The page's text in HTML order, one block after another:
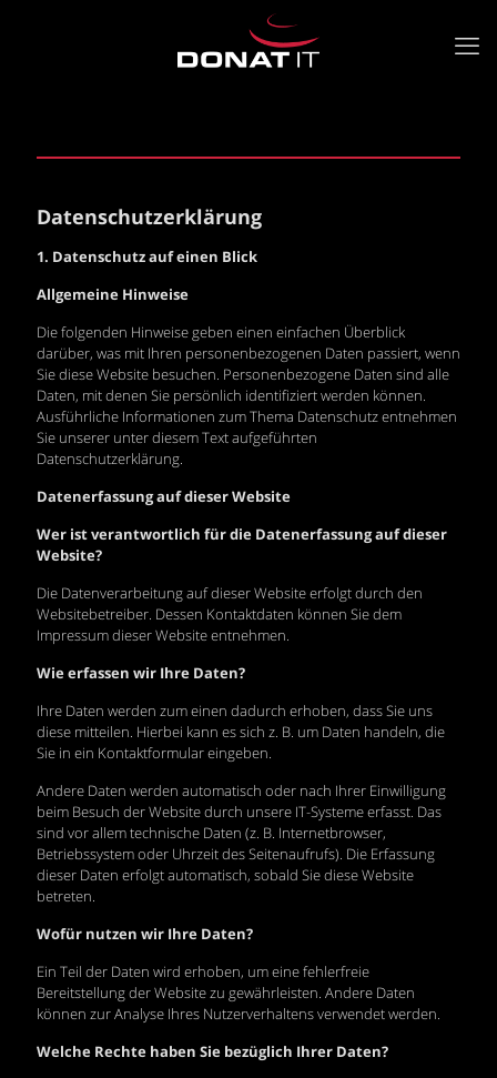
Datenschutzerklärung
1. Datenschutz auf einen Blick
Allgemeine Hinweise
Die folgenden Hinweise geben einen einfachen Überblick
darüber, was mit Ihren personenbezogenen Daten passiert, wenn
Sie diese Website besuchen. Personenbezogene Daten sind alle
Daten, mit denen Sie persönlich identifiziert werden können.
Ausführliche Informationen zum Thema Datenschutz entnehmen
Sie unserer unter diesem Text aufgeführten
Datenschutzerklärung.
Datenerfassung auf dieser Website
Wer ist verantwortlich für die Datenerfassung auf dieser
Website?
Die Datenverarbeitung auf dieser Website erfolgt durch den
Websitebetreiber. Dessen Kontaktdaten können Sie dem
Impressum dieser Website entnehmen.
Wie erfassen wir Ihre Daten?
Ihre Daten werden zum einen dadurch erhoben, dass Sie uns
diese mitteilen. Hierbei kann es sich z. B. um Daten handeln, die
Sie in ein Kontaktformular eingeben.
Andere Daten werden automatisch oder nach Ihrer Einwilligung
beim Besuch der Website durch unsere IT-Systeme erfasst. Das
sind vor allem technische Daten (z. B. Internetbrowser,
Betriebssystem oder Uhrzeit des Seitenaufrufs). Die Erfassung
dieser Daten erfolgt automatisch, sobald Sie diese Website
betreten.
Wofür nutzen wir Ihre Daten?
Ein Teil der Daten wird erhoben, um eine fehlerfreie
Bereitstellung der Website zu gewährleisten. Andere Daten
können zur Analyse Ihres Nutzerverhaltens verwendet werden.
Welche Rechte haben Sie bezüglich Ihrer Daten?